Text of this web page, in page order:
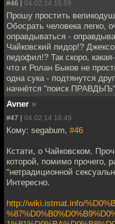
#46 | 04.02.14 15:59
Прошу простить
Обосрать человека легко,
оправдываться -
Чайковский пидор!?
педофил!? Так скоро,
что и Ролан Быков не
одна сука - подтянутся
начнётся "поиск
Avner »
#47 | 04.02.14 16:49
Кому: segabum, #46
Кстати, о Чайковском.
которой, помимо прочего,
"нетрадиционной
Интересно.
http://wiki.istmat.info/